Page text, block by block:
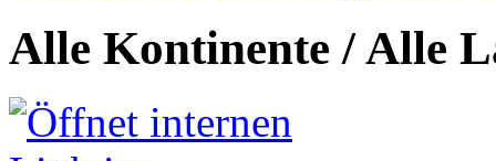
Alle Kontinente / Alle